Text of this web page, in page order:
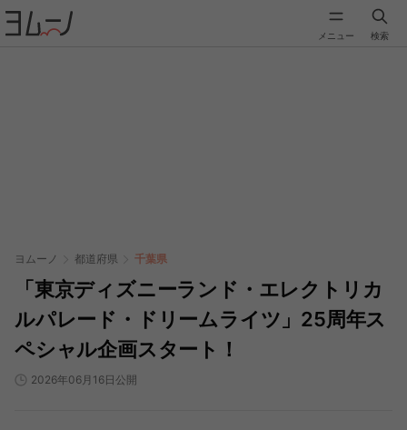
メニュー 検索
ヨムーノ 都道府県 千葉県
「東京ディズニーランド・エレクトリカ
ルパレード・ドリームライツ」25周年ス
ペシャル企画スタート！
2026年06月16日公開